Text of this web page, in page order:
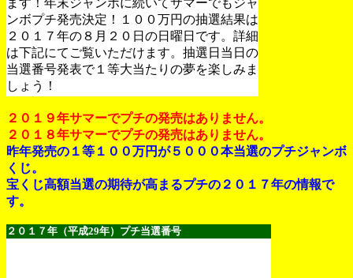
ます！年末ジャンボに続いてサマーでもジャ
ンボプチ発売決定！１００万円の抽選結果は
２０１７年の８月２０日の日曜日です。詳細
は下記にてご覧いただけます。抽選日当日の
当選番号発表で１等大当たりの夢を楽しみま
しょう！
２０１９年サマーでプチの発売はありません。
２０１８年サマーでプチの発売はありません。
昨年発売の１等１００万円が５０００本当選のプチジャンボ
くじ。
宝くじ高額当選の期待が高まるプチの２０１７年の情報で
す。
２０１７年（平成29年）プチ当選番号